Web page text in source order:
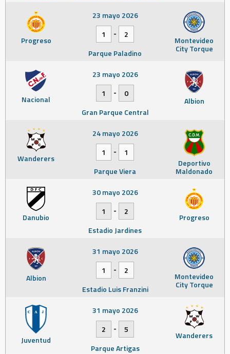
Progreso Montevideo
City Torque
23 mayo 2026
1
-
2
Parque Paladino
Nacional Albion
23 mayo 2026
1
-
0
Gran Parque Central
Wanderers Deportivo
Maldonado
24 mayo 2026
1
-
1
Parque Viera
Danubio Progreso
30 mayo 2026
1
-
2
Estadio Jardines
Albion Montevideo
City Torque
31 mayo 2026
1
-
2
Estadio Luis Franzini
Juventud Wanderers
31 mayo 2026
2
-
5
Parque Artigas